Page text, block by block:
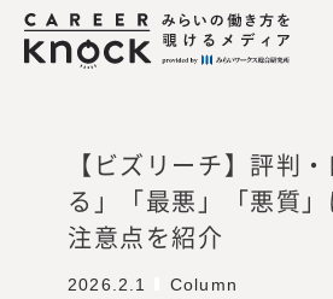
所長メッセ
【ビズリーチ】評判
る」「最悪」「悪質
注意点を紹介
2026.2.1 Column